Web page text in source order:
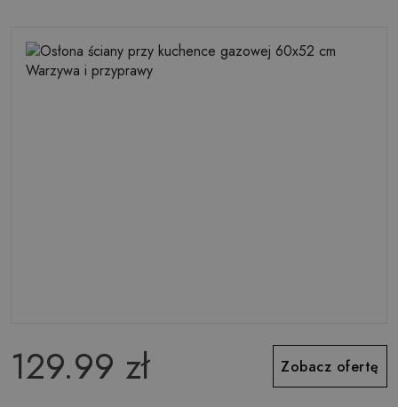
129.99 zł Zobacz ofertę